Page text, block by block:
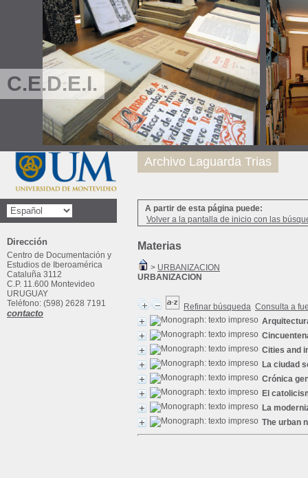
C.E.D.E.I.
A partir de esta página puede:
Volver a la pantalla de inicio con las
Materias
> URBANIZACION
URBANIZACION
Refinar búsqueda Consulta a
Cities and
La ciudad
Crónica
El
La
The urban
Archivo Laguarda Trias
Dirección
Centro de Documentación y
Estudios de Iberoamérica
Cataluña 3112
C.P. 11.600 Montevideo
URUGUAY
Teléfono: (598) 2628 7191
contacto